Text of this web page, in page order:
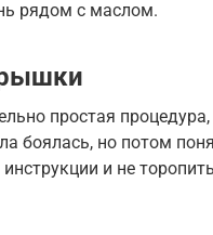
рядом с маслом.
простая
боялась, но потом
и не